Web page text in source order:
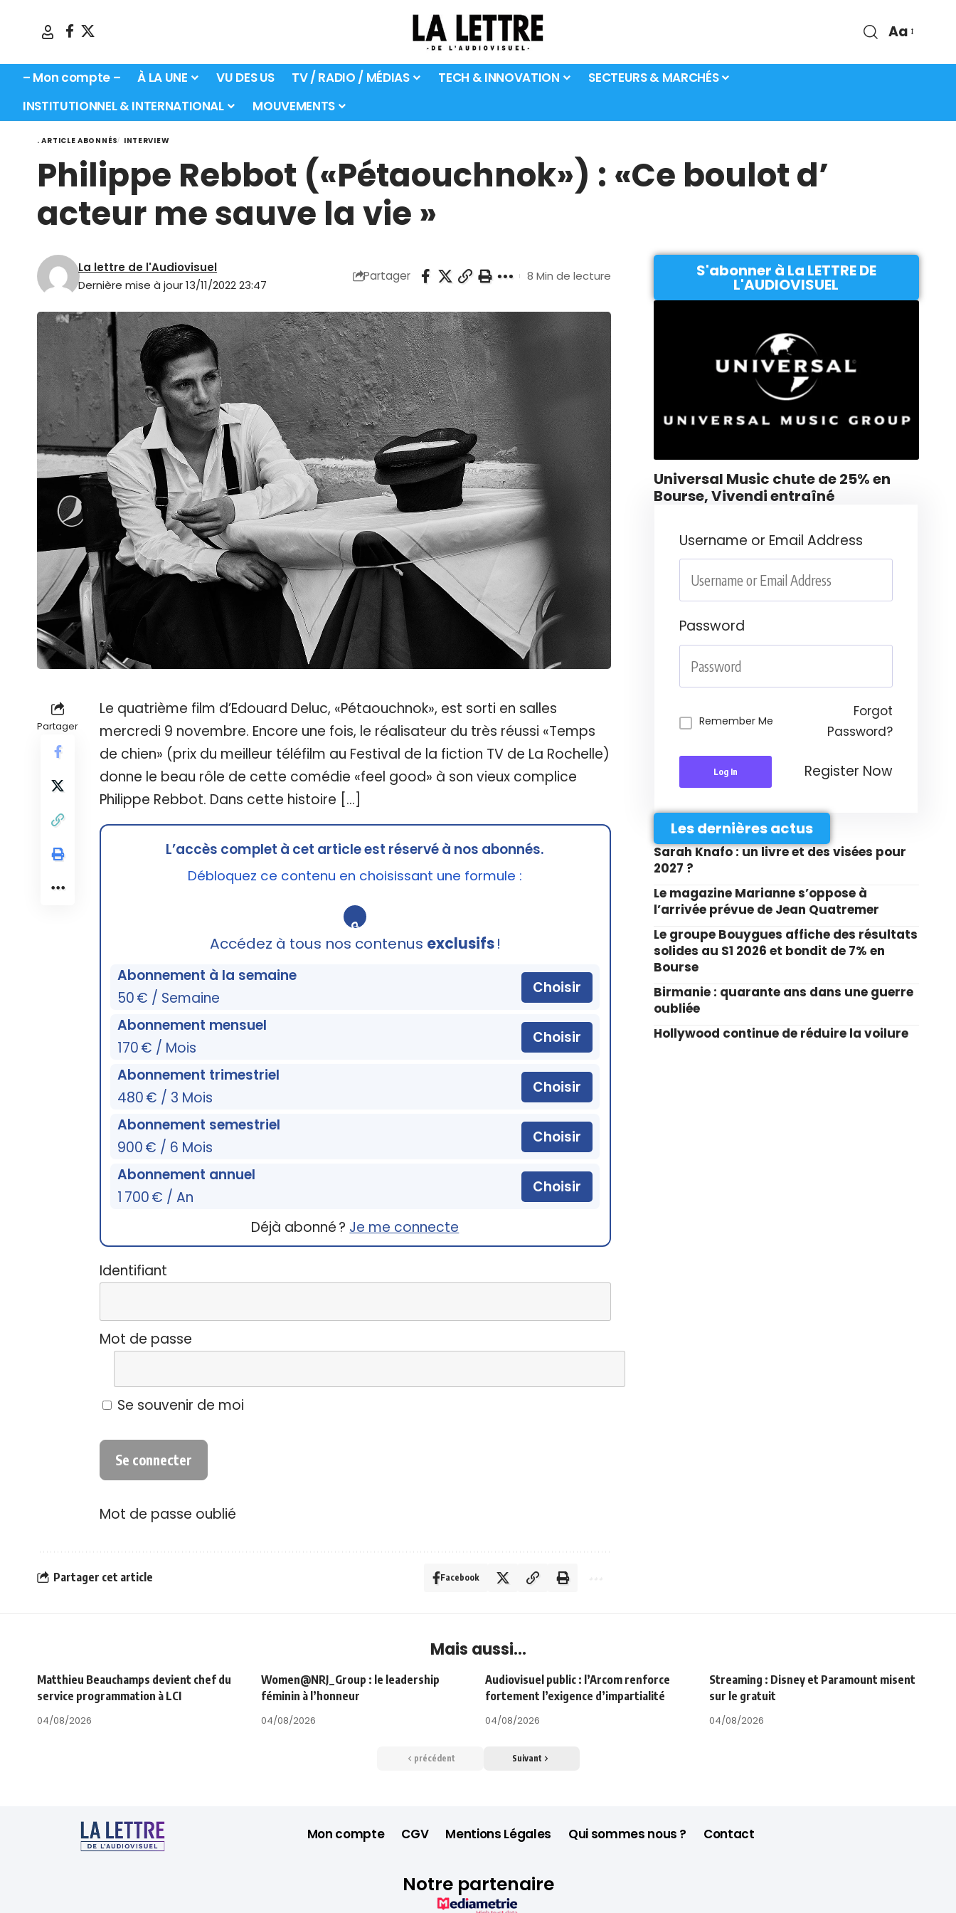
Aa
– Mon compte – À LA UNE VU DES US TV / RADIO / MÉDIAS TECH & INNOVATION
SECTEURS & MARCHÉS
INSTITUTIONNEL & INTERNATIONAL
MOUVEMENTS
. ARTICLE ABONNÉS INTERVIEW
Philippe Rebbot («Pétaouchnok») : «Ce boulot d’
acteur me sauve la vie »
Dernière mise à jour 13/11/2022 23:47
La lettre de l'Audiovisuel
Partager 8 Min de lecture
Partager
Le quatrième film d’Edouard Deluc, «Pétaouchnok», est sorti en salles
mercredi 9 novembre. Encore une fois, le réalisateur du très réussi «Temps
de chien» (prix du meilleur téléfilm au Festival de la fiction TV de La Rochelle)
donne le beau rôle de cette comédie «feel good» à son vieux complice
Philippe Rebbot. Dans cette histoire […]
L’accès complet à cet article est réservé à nos abonnés.
Débloquez ce contenu en choisissant une formule :
🔒
Accédez à tous nos contenus exclusifs!
Abonnement à la semaine
50 € / Semaine
Choisir
Abonnement mensuel
170 € / Mois
Choisir
Abonnement trimestriel
480 € / 3 Mois
Choisir
Abonnement semestriel
900 € / 6 Mois
Choisir
Abonnement annuel
1 700 € / An
Choisir
Déjà abonné ? Je me connecte
Identifiant
Mot de passe
Se souvenir de moi
Mot de passe oublié
Partager cet article Facebook
S'abonner à La LETTRE DE
L'AUDIOVISUEL
Universal Music chute de 25% en
Bourse, Vivendi entraîné
Username or Email Address
Password
Remember Me
Forgot
Password?
Log In Register Now
Les dernières actus
Sarah Knafo : un livre et des visées pour
2027 ?
Le magazine Marianne s’oppose à
l’arrivée prévue de Jean Quatremer
Le groupe Bouygues affiche des résultats
solides au S1 2026 et bondit de 7% en
Bourse
Birmanie : quarante ans dans une guerre
oubliée
Hollywood continue de réduire la voilure
Mais aussi...
Matthieu Beauchamps devient chef du
service programmation à LCI
04/08/2026
Women@NRJ_Group : le leadership
féminin à l’honneur
04/08/2026
Audiovisuel public : l’Arcom renforce
fortement l’exigence d’impartialité
04/08/2026
Streaming : Disney et Paramount misent
sur le gratuit
04/08/2026
précédent Suivant
Mon compte CGV Mentions Légales Qui sommes nous ? Contact
Notre partenaire